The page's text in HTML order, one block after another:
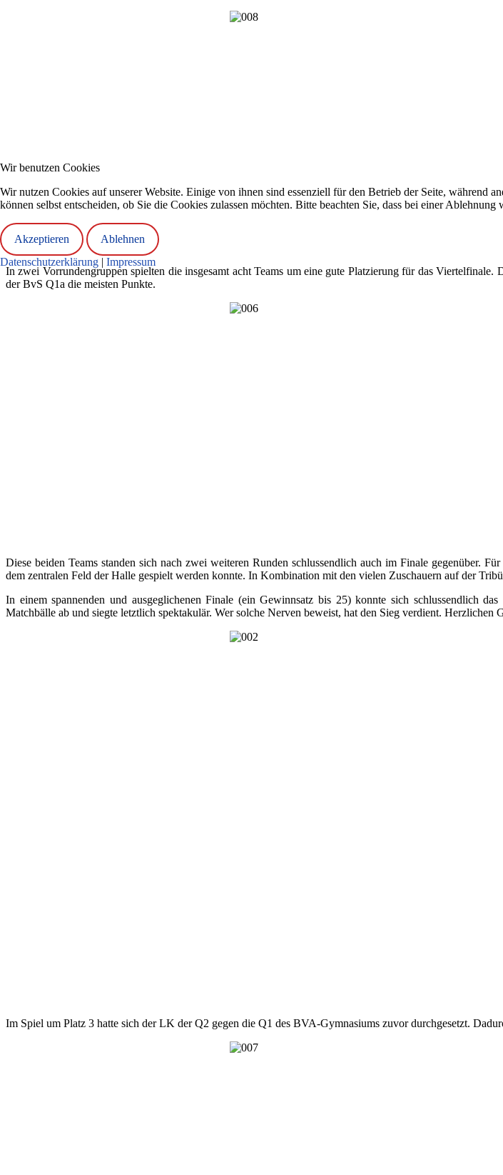
In zwei Vorrundengruppen spielten die insgesamt acht Teams um eine gute Platzierung für das
der BvS Q1a die meisten Punkte.
Diese beiden Teams standen sich nach zwei weiteren Runden schlussendlich auch im Finale gegenüber.
dem zentralen Feld der Halle gespielt werden konnte. In Kombination mit den vielen Zuschauern auf der
In einem spannenden und ausgeglichenen Finale (ein Gewinnsatz bis 25) konnte sich schlussendlich
Matchbälle ab und siegte letztlich spektakulär. Wer solche Nerven beweist, hat den Sieg verdient. Herzlichen
Im Spiel um Platz 3 hatte sich der LK der Q2 gegen die Q1 des BVA-Gymnasiums zuvor durchgesetzt.
Wir benutzen Cookies
Wir nutzen Cookies auf unserer Website. Einige von ihnen sind essenziell für den Betrieb der Seite, während
können selbst entscheiden, ob Sie die Cookies zulassen möchten. Bitte beachten Sie, dass bei einer
Akzeptieren
Ablehnen
Datenschutzerklärung | Impressum